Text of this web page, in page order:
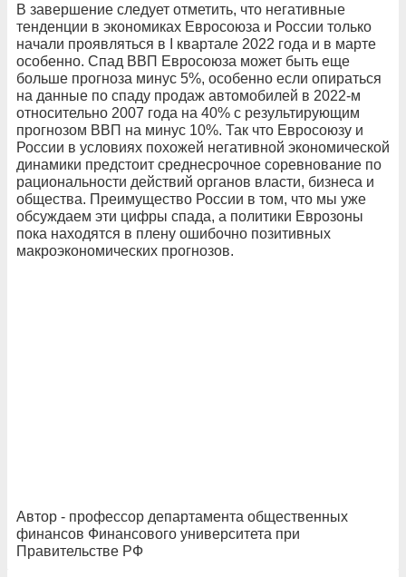
В завершение следует отметить, что негативные
тенденции в экономиках Евросоюза и России только
начали проявляться в I квартале 2022 года и в марте
особенно. Спад ВВП Евросоюза может быть еще
больше прогноза минус 5%, особенно если опираться
на данные по спаду продаж автомобилей в 2022-м
относительно 2007 года на 40% с результирующим
прогнозом ВВП на минус 10%. Так что Евросоюзу и
России в условиях похожей негативной экономической
динамики предстоит среднесрочное соревнование по
рациональности действий органов власти, бизнеса и
общества. Преимущество России в том, что мы уже
обсуждаем эти цифры спада, а политики Еврозоны
пока находятся в плену ошибочно позитивных
макроэкономических прогнозов.
Автор - профессор департамента общественных
финансов Финансового университета при
Правительстве РФ